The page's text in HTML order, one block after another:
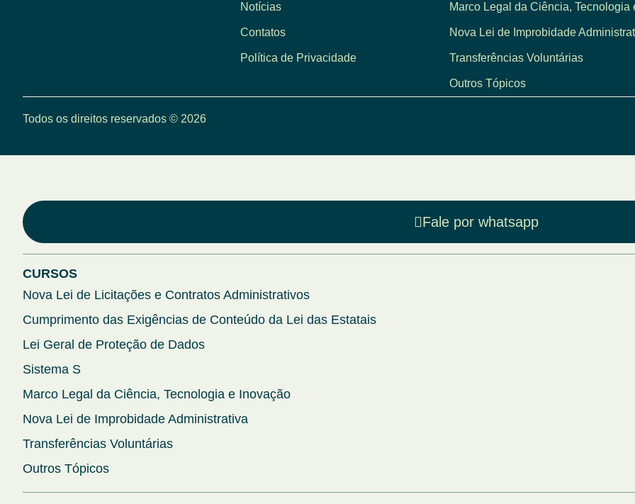
Notícias
Contatos
Política de Privacidade
Marco Legal da Ciência, Tecnologia
Nova Lei de Improbidade
Transferências Voluntárias
Outros Tópicos
Todos os direitos reservados © 2026
Fale por whatsapp
CURSOS
Nova Lei de Licitações e Contratos Administrativos
Cumprimento das Exigências de Conteúdo da Lei das Estatais
Lei Geral de Proteção de Dados
Sistema S
Marco Legal da Ciência, Tecnologia e Inovação
Nova Lei de Improbidade Administrativa
Transferências Voluntárias
Outros Tópicos